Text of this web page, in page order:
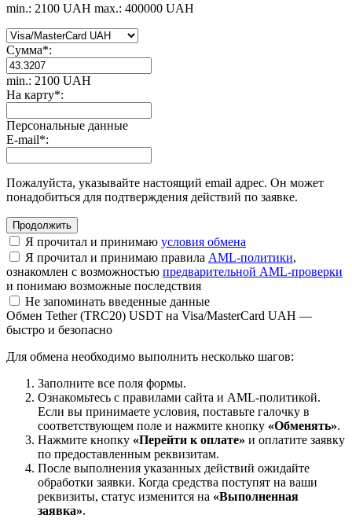
min.: 2100 UAH max.: 400000 UAH
Сумма*:
min.: 2100 UAH
На карту*:
Персональные данные
E-mail*:
Пожалуйста, указывайте настоящий email адрес. Он может
понадобиться для подтверждения действий по заявке.
Я прочитал и принимаю условия обмена
Я прочитал и принимаю правила AML-политики,
ознакомлен с возможностью предварительной AML-проверки
и понимаю возможные последствия
Не запоминать введенные данные
Обмен Tether (TRC20) USDT на Visa/MasterCard UAH —
быстро и безопасно
Для обмена необходимо выполнить несколько шагов:
Заполните все поля формы.
Ознакомьтесь с правилами сайта и AML-политикой.
Если вы принимаете условия, поставьте галочку в
соответствующем поле и нажмите кнопку «Обменять».
Нажмите кнопку «Перейти к оплате» и оплатите заявку
по предоставленным реквизитам.
После выполнения указанных действий ожидайте
обработки заявки. Когда средства поступят на ваши
реквизиты, статус изменится на «Выполненная
заявка».